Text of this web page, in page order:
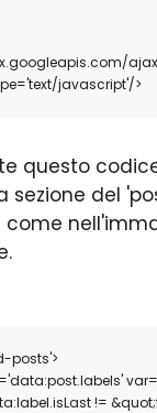
javascript'/>
questo
sezione del
posts'>
!=